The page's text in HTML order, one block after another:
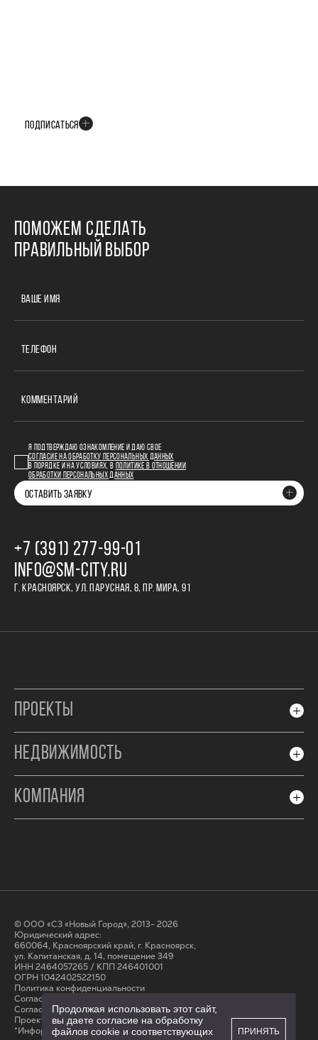
ПОДПИСАТЬСЯ
ПОМОЖЕМ СДЕЛАТЬ
ПРАВИЛЬНЫЙ ВЫБОР
ВАШЕ ИМЯ
ТЕЛЕФОН
КОММЕНТАРИЙ
Я ПОДТВЕРЖДАЮ ОЗНАКОМЛЕНИЕ И ДАЮ СВОЕ
СОГЛАСИЕ НА ОБРАБОТКУ ПЕРСОНАЛЬНЫХ ДАННЫХ
В ПОРЯДКЕ И НА УСЛОВИЯХ, В
ПОЛИТИКЕ В ОТНОШЕНИИ
ОБРАБОТКИ ПЕРСОНАЛЬНЫХ ДАННЫХ
ОСТАВИТЬ ЗАЯВКУ
+7 (391) 277‒99‒01
INFO@SM-CITY.RU
Г. КРАСНОЯРСК, УЛ. ПАРУСНАЯ, 8, ПР. МИРА, 91
ПРОЕКТЫ
НЕДВИЖИМОСТЬ
КОМПАНИЯ
© ООО «СЗ «Новый Город», 2013- 2026
Юридический адрес:
660064, Красноярский край, г. Красноярск,
ул. Капитанская, д. 14, помещение 349
ИНН 2464057265 / КПП 246401001
ОГРН 1042402522150
Политика конфиденциальности
Согласие на обработку персональных данных
Cогласие на получение рассылки
Проектные декларации на сайте наш.дом.рф
*Информация на сайте не является публичной офертой
Продолжая использовать этот сайт,
вы даете согласие на обработку
файлов cookie и соответствующих
ПРИНЯТЬ